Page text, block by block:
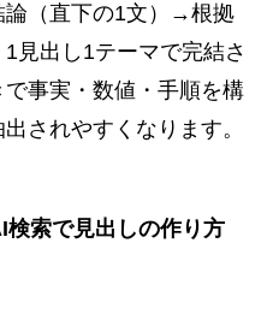
論（直下の1文）→根拠
見出し1テーマで完結さ
事実・数値・手順を構
されやすくなります。
検索で見出しの作り方